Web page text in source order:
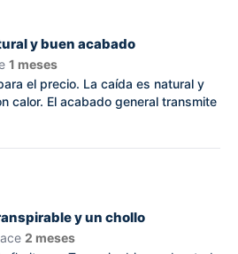
y buen acabado
1 meses
el precio. La caída es natural y
calor. El acabado general transmite
y un chollo
2 meses